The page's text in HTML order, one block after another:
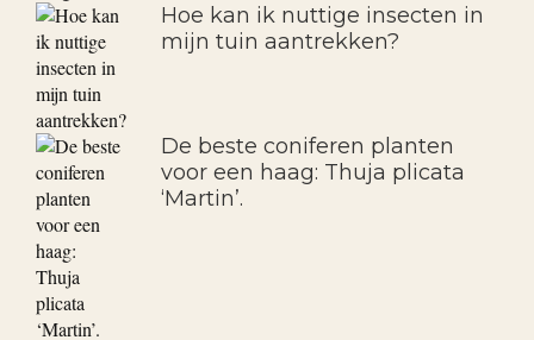
Hoe kan ik nuttige insecten in
mijn tuin aantrekken?
De beste coniferen planten
voor een haag: Thuja plicata
‘Martin’.